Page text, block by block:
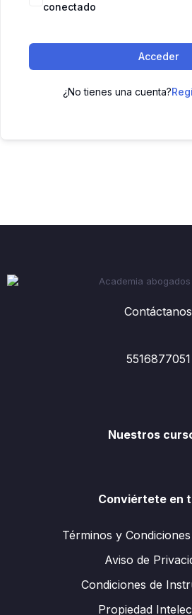
conectado
Acceder
¿No tienes una cuenta?
Contáctanos
5516877051
Nuestros
Conviértete en
Términos y
Aviso de
Condiciones de
Propiedad